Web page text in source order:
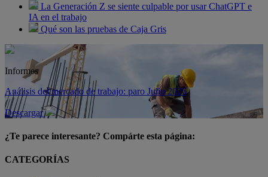
La Generación Z se siente culpable por usar ChatGPT e
IA en el trabajo
Qué son las pruebas de Caja Gris
Informes
Análisis del mercado de trabajo: paro Julio 2026
Descargar
¿Te parece interesante? Compárte esta página:
CATEGORÍAS